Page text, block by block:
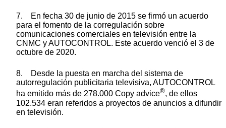
7. En fecha 30 de junio de 2015 se firmó un acuerdo
para el fomento de la corregulación sobre
comunicaciones comerciales en televisión entre la
CNMC y AUTOCONTROL. Este acuerdo venció el 3 de
octubre de 2020.
8. Desde la puesta en marcha del sistema de
autorregulación publicitaria televisiva, AUTOCONTROL
ha emitido más de 278.000 Copy advice®, de ellos
102.534 eran referidos a proyectos de anuncios a difundir
en televisión.